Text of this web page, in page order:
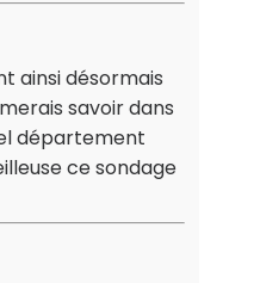
ainsi désormais
savoir dans
département
ce sondage